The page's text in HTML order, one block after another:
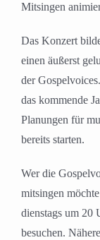
Mitsingen
Das Konzert
einen äußerst
der
das kommende
Planungen für
bereits starten.
Wer die
mitsingen
dienstags um 20
besuchen.